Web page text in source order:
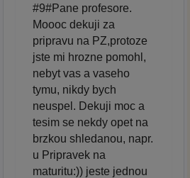
#9#Pane profesore.
Moooc dekuji za
pripravu na PZ,protoze
jste mi hrozne pomohl,
nebyt vas a vaseho
tymu, nikdy bych
neuspel. Dekuji moc a
tesim se nekdy opet na
brzkou shledanou, napr.
u Pripravek na
maturitu:)) jeste jednou